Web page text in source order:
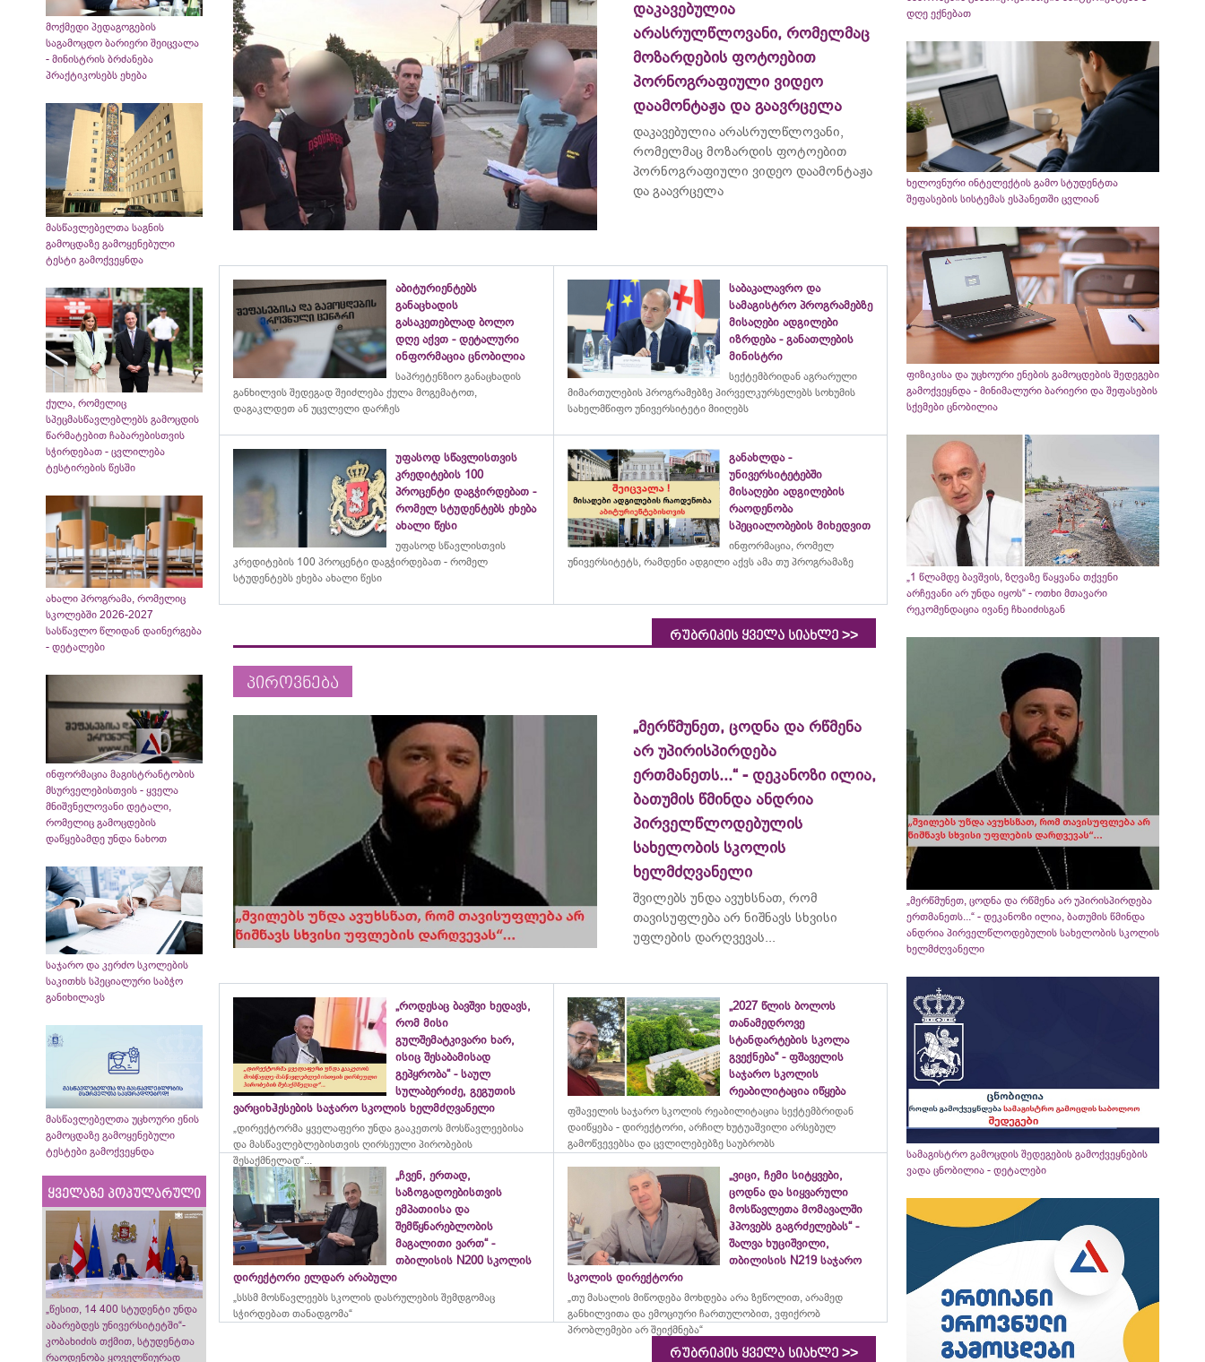
მოქმედი პედაგოგების
საგამოცდო ბარიერი შეიცვალა
- მინისტრის ბრძანება
პრაქტიკოსებს ეხება
მასწავლებელთა საგნის
გამოცდაზე გამოყენებული
ტესტი გამოქვეყნდა
ქულა, რომელიც
სპეცმასწავლებლებს გამოცდის
წარმატებით ჩაბარებისთვის
სჭირდებათ - ცვლილება
ტესტირების წესში
ახალი პროგრამა, რომელიც
სკოლებში 2026-2027
სასწავლო წლიდან დაინერგება
- დეტალები
ინფორმაცია მაგისტრანტობის
მსურველებისთვის - ყველა
მნიშვნელოვანი დეტალი,
რომელიც გამოცდების
დაწყებამდე უნდა ნახოთ
საჯარო და კერძო სკოლების
საკითხს სპეციალური საბჭო
განიხილავს
მასწავლებელთა უცხოური ენის
გამოცდაზე გამოყენებული
ტესტები გამოქვეყნდა
ყველაზე პოპულარული
„წესით, 14 400 სტუდენტი უნდა
აბარებდეს უნივერსიტეტში“-
კობახიძის თქმით, სტუდენტთა
რაოდენობა ყოველწიურად
დაკავებულია
არასრულწლოვანი, რომელმაც
მოზარდების ფოტოებით
პორნოგრაფიული ვიდეო
დაამონტაჟა და გაავრცელა
დაკავებულია არასრულწლოვანი,
რომელმაც მოზარდის ფოტოებით
პორნოგრაფიული ვიდეო დაამონტაჟა
და გაავრცელა
აბიტურიენტებს
განაცხადის
გასაკეთებლად ბოლო
დღე აქვთ - დეტალური
ინფორმაცია ცნობილია
საპრეტენზიო განაცხადის
განხილვის შედეგად შეიძლება ქულა მოგემატოთ,
დაგაკლდეთ ან უცვლელი დარჩეს
საბაკალავრო და
სამაგისტრო პროგრამებზე
მისაღები ადგილები
იზრდება - განათლების
მინისტრი
სექტემბრიდან აგრარული
მიმართულების პროგრამებზე პირველკურსელებს სოხუმის
სახელმწიფო უნივერსიტეტი მიიღებს
უფასოდ სწავლისთვის
კრედიტების 100
პროცენტი დაგჭირდებათ -
რომელ სტუდენტებს ეხება
ახალი წესი
უფასოდ სწავლისთვის
კრედიტების 100 პროცენტი დაგჭირდებათ - რომელ
სტუდენტებს ეხება ახალი წესი
განახლდა -
უნივერსიტეტებში
მისაღები ადგილების
რაოდენობა
სპეციალობების მიხედვით
ინფორმაცია, რომელ
უნივერსიტეტს, რამდენი ადგილი აქვს ამა თუ პროგრამაზე
რუბრიკის ყველა სიახლე >>
პიროვნება
„მერწმუნეთ, ცოდნა და რწმენა
არ უპირისპირდება
ერთმანეთს...“ - დეკანოზი ილია,
ბათუმის წმინდა ანდრია
პირველწლოდებულის
სახელობის სკოლის
ხელმძღვანელი
შვილებს უნდა ავუხსნათ, რომ
თავისუფლება არ ნიშნავს სხვისი
უფლების დარღვევას...
„როდესაც ბავშვი ხედავს,
რომ მისი
გულშემატკივარი ხარ,
ისიც შესაბამისად
გეპყრობა“ - საულ
სულაბერიძე, გეგუთის
ვარციხჰესების საჯარო სკოლის ხელმძღვანელი
„დირექტორმა ყველაფერი უნდა გააკეთოს მოსწავლეებისა
და მასწავლებლებისთვის ღირსეული პირობების
შესაქმნელად“...
„2027 წლის ბოლოს
თანამედროვე
სტანდარტების სკოლა
გვექნება“ - ფშაველის
საჯარო სკოლის
რეაბილიტაცია იწყება
ფშაველის საჯარო სკოლის რეაბილიტაცია სექტემბრიდან
დაიწყება - დირექტორი, არჩილ ხუტუაშვილი არსებულ
გამოწვევებსა და ცვლილებებზე საუბრობს
„ჩვენ, ერთად,
საზოგადოებისთვის
ემპათიისა და
შემწყნარებლობის
მაგალითი ვართ“ -
თბილისის N200 სკოლის
დირექტორი ელდარ არაბული
„სსსმ მოსწავლეებს სკოლის დასრულების შემდგომაც
სჭირდებათ თანადგომა“
„ვიცი, ჩემი სიტყვები,
ცოდნა და სიყვარული
მოსწავლეთა მომავალში
ჰპოვებს გაგრძელებას“ -
შალვა ხუციშვილი,
თბილისის N219 საჯარო
სკოლის დირექტორი
„თუ მასალის მიწოდება მოხდება არა ზეწოლით, არამედ
განხილვითა და ემოციური ჩართულობით, ვფიქრობ
პრობლემები არ შეიქმნება“
რუბრიკის ყველა სიახლე >>
დღე ექნებათ
ხელოვნური ინტელექტის გამო სტუდენტთა
შეფასების სისტემას ესპანეთში ცვლიან
ფიზიკისა და უცხოური ენების გამოცდების შედეგები
გამოქვეყნდა - მინიმალური ბარიერი და შეფასების
სქემები ცნობილია
„1 წლამდე ბავშვის, ზღვაზე წაყვანა თქვენი
არჩევანი არ უნდა იყოს“ - ოთხი მთავარი
რეკომენდაცია ივანე ჩხაიძისგან
„მერწმუნეთ, ცოდნა და რწმენა არ უპირისპირდება
ერთმანეთს...“ - დეკანოზი ილია, ბათუმის წმინდა
ანდრია პირველწლოდებულის სახელობის სკოლის
ხელმძღვანელი
სამაგისტრო გამოცდის შედეგების გამოქვეყნების
ვადა ცნობილია - დეტალები